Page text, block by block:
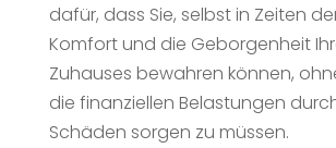
dafür, dass Sie, selbst in Zeiten
Komfort und die Geborgenheit
Zuhauses bewahren können,
die finanziellen Belastungen
Schäden sorgen zu müssen.